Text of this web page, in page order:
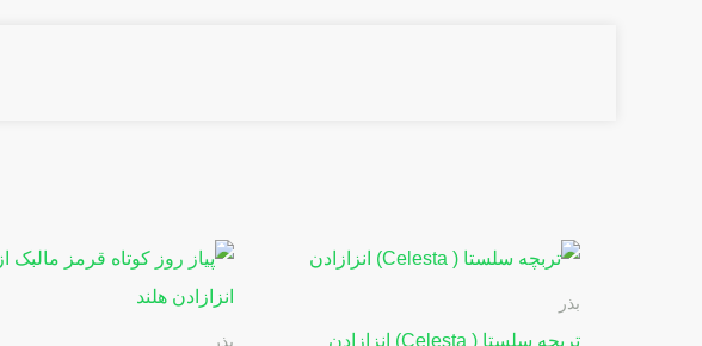
بذر
تربچه سلستا ( Celesta) انزازادن بذر